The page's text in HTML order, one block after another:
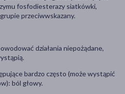
fosfodiesterazy siatkówki,
przeciwwskazany.
działania niepożądane,
bardzo często (może wystąpić
ból głowy.